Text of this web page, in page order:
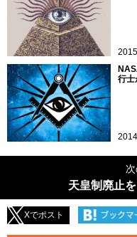
行士
天皇制廃止
Xでポスト